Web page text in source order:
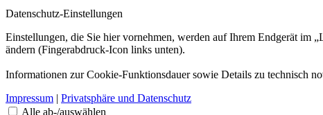
Datenschutz-Einstellungen
Einstellungen, die Sie hier vornehmen, werden auf Ihrem Endgerät im
ändern (Fingerabdruck-Icon links unten).
Informationen zur Cookie-Funktionsdauer sowie Details zu technisch
Impressum | Privatsphäre und Datenschutz
Alle ab-/auswählen